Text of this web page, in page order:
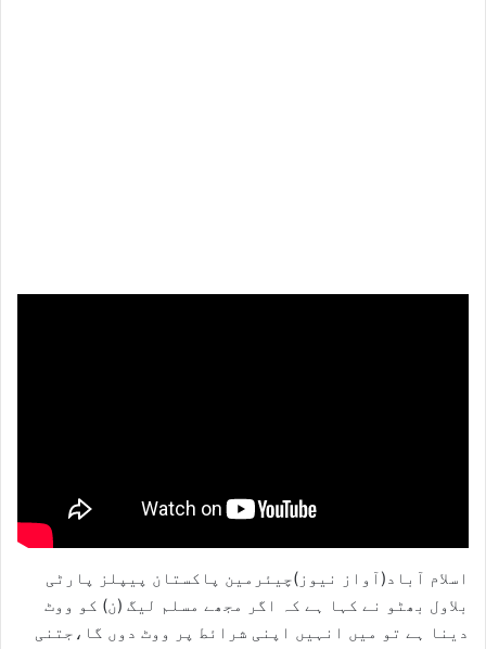
اسلام آباد(آواز نیوز)چیئرمین پاکستان پیپلز پارٹی
بلاول بھٹو نے کہا ہے کہ اگر مجھے مسلم لیگ (ن) کو ووٹ
دینا ہے تو میں انہیں اپنی شرائط پر ووٹ دوں گا،جتنی